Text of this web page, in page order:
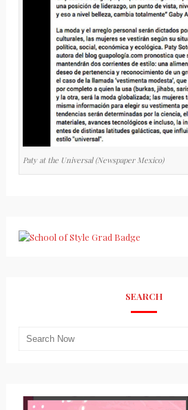
Paty at the Universal (Newspaper Mexico)
SEARCH